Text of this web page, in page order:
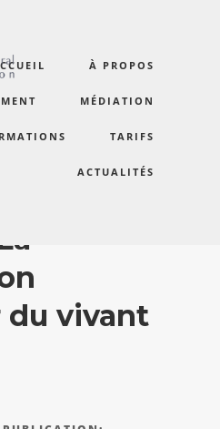
À PROPOS
MÉDIATION
TARIFS
ACTUALITÉS
du vivant